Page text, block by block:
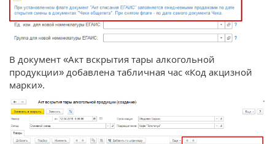
В документ «Акт вскрытия тары алкогольной
продукции» добавлена табличная час «Код акцизной
марки».